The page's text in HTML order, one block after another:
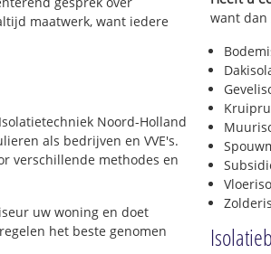
maatwerk, want iedere
Noord-Holland
als bedrijven en VVE's.
verschillende methodes en
uw woning en doet
het beste genomen
want dan